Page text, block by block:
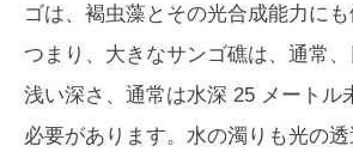
ゴは、褐虫藻とその光合成能力にも
つまり、大きなサンゴ礁は、通常
浅い深さ、通常は水深 25 メートル
必要があります。水の濁りも光の